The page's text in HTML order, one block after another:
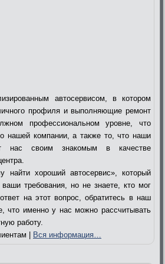
автосервисом, в котором
профиля и выполняющие ремонт
профессиональном уровне, что
нашей компании, а также то, что наши
нас своим знакомым в качестве
хороший автосервис», который
требования, но не знаете, кто мог
на этот вопрос, обратитесь в наш
что именно у нас можно рассчитывать
работу.
| Вся информация…